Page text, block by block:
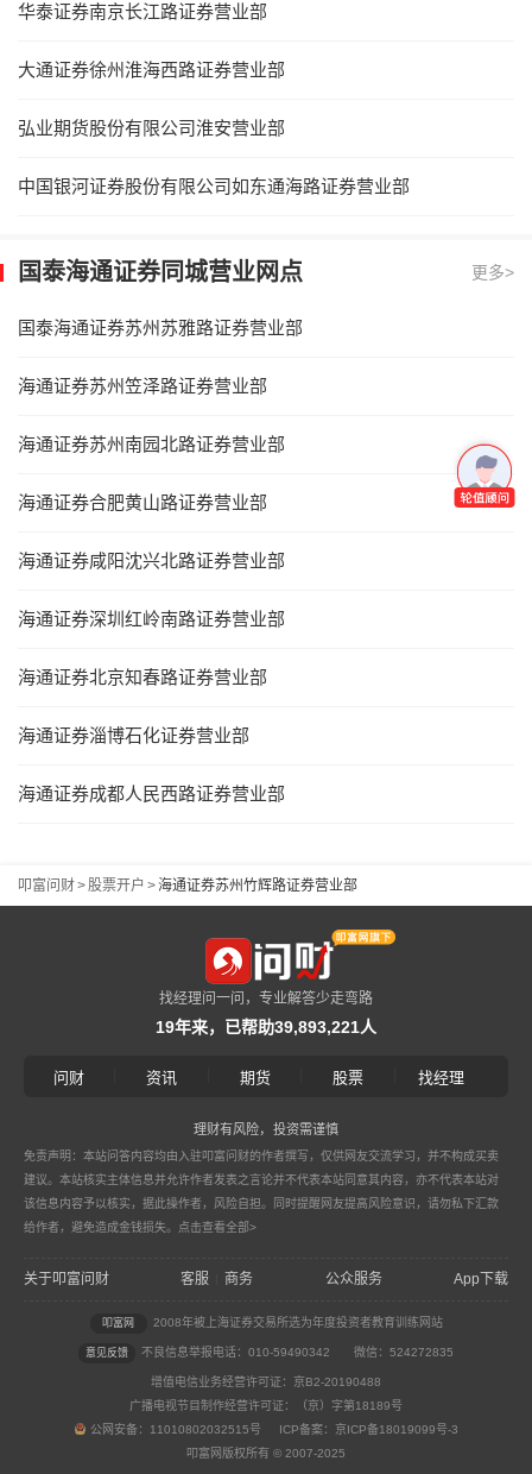
华泰证券南京长江路证券营业部
大通证券徐州淮海西路证券营业部
弘业期货股份有限公司淮安营业部
中国银河证券股份有限公司如东通海路证券营业部
国泰海通证券同城营业网点 更多>
国泰海通证券苏州苏雅路证券营业部
海通证券苏州笠泽路证券营业部
海通证券苏州南园北路证券营业部
海通证券合肥黄山路证券营业部
海通证券咸阳沈兴北路证券营业部
海通证券深圳红岭南路证券营业部
海通证券北京知春路证券营业部
海通证券淄博石化证券营业部
海通证券成都人民西路证券营业部
叩富问财> 股票开户 >海通证券苏州竹辉路证券营业部
找经理问一问，专业解答少走弯路
19年来，已帮助39,893,221人
问财 资讯 期货 股票 找经理
理财有风险，投资需谨慎
免责声明：本站问答内容均由入驻叩富问财的作者撰写，仅供网友交流学习，并不构成买卖
建议。本站核实主体信息并允许作者发表之言论并不代表本站同意其内容，亦不代表本站对
该信息内容予以核实，据此操作者，风险自担。同时提醒网友提高风险意识，请勿私下汇款
给作者，避免造成金钱损失。 点击查看全部>
关于叩富问财 客服 商务 公众服务 App下载
叩富网 2008年被上海证券交易所选为年度投资者教育训练网站
意见反馈 不良信息举报电话：010-59490342 微信：524272835
增值电信业务经营许可证：京B2-20190488
广播电视节目制作经营许可证：（京）字第18189号
公网安备：11010802032515号 ICP备案：京ICP备18019099号-3
叩富网版权所有 © 2007-2025